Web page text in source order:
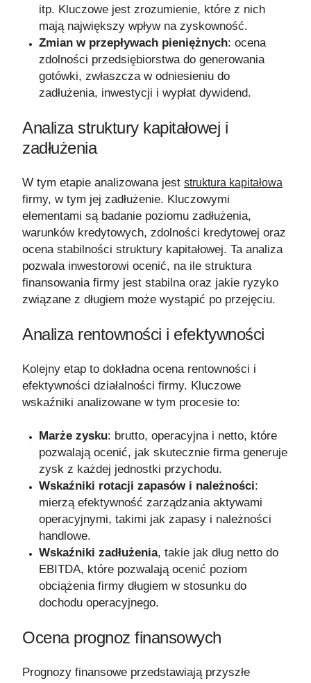
itp. Kluczowe jest zrozumienie, które z nich
mają największy wpływ na zyskowność.
Zmian w przepływach pieniężnych: ocena
zdolności przedsiębiorstwa do generowania
gotówki, zwłaszcza w odniesieniu do
zadłużenia, inwestycji i wypłat dywidend.
Analiza struktury kapitałowej i
zadłużenia
W tym etapie analizowana jest struktura kapitałowa
firmy, w tym jej zadłużenie. Kluczowymi
elementami są badanie poziomu zadłużenia,
warunków kredytowych, zdolności kredytowej oraz
ocena stabilności struktury kapitałowej. Ta analiza
pozwala inwestorowi ocenić, na ile struktura
finansowania firmy jest stabilna oraz jakie ryzyko
związane z długiem może wystąpić po przejęciu.
Analiza rentowności i efektywności
Kolejny etap to dokładna ocena rentowności i
efektywności działalności firmy. Kluczowe
wskaźniki analizowane w tym procesie to:
Marże zysku: brutto, operacyjna i netto, które
pozwalają ocenić, jak skutecznie firma generuje
zysk z każdej jednostki przychodu.
Wskaźniki rotacji zapasów i należności:
mierzą efektywność zarządzania aktywami
operacyjnymi, takimi jak zapasy i należności
handlowe.
Wskaźniki zadłużenia, takie jak dług netto do
EBITDA, które pozwalają ocenić poziom
obciążenia firmy długiem w stosunku do
dochodu operacyjnego.
Ocena prognoz finansowych
Prognozy finansowe przedstawiają przyszłe